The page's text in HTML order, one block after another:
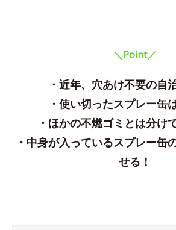
＼Point／
・近年、穴あけ不要の自
・使い切ったスプレー缶
・ほかの不燃ゴミとは分け
・中身が入っているスプレー缶
せる！